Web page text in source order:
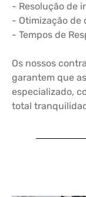
- Resolução de
- Otimização de
- Tempos de
Os nossos
garantem que
especializado,
total